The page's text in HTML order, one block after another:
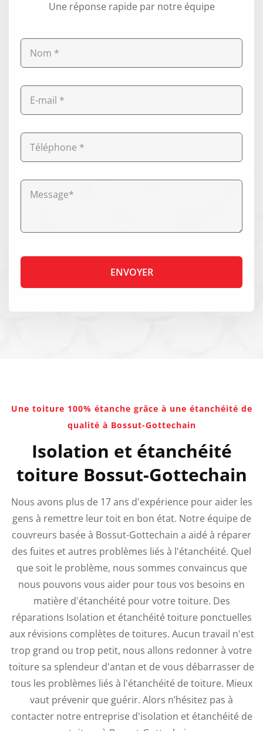
Une réponse rapide par notre équipe
Une toiture 100% étanche grâce à une étanchéité de
qualité à Bossut-Gottechain
Isolation et étanchéité
toiture Bossut-Gottechain
Nous avons plus de 17 ans d'expérience pour aider les
gens à remettre leur toit en bon état. Notre équipe de
couvreurs basée à Bossut-Gottechain a aidé à réparer
des fuites et autres problèmes liés à l'étanchéité. Quel
que soit le problème, nous sommes convaincus que
nous pouvons vous aider pour tous vos besoins en
matière d'étanchéité pour votre toiture. Des
réparations Isolation et étanchéité toiture ponctuelles
aux révisions complètes de toitures. Aucun travail n'est
trop grand ou trop petit, nous allons redonner à votre
toiture sa splendeur d'antan et de vous débarrasser de
tous les problèmes liés à l'étanchéité de toiture. Mieux
vaut prévenir que guérir. Alors n’hésitez pas à
contacter notre entreprise d'isolation et étanchéité de